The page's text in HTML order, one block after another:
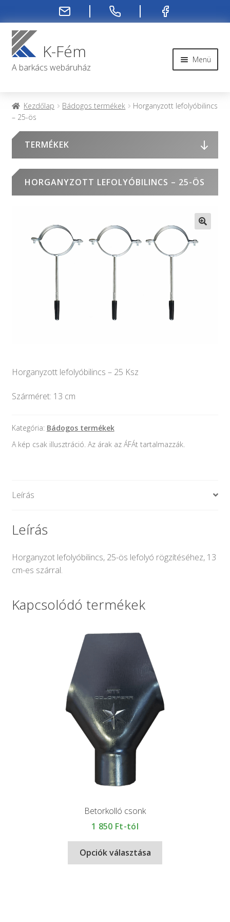
Ugrás
a
navigációhoz
Kilépés
a
tartalombaK-Fém
A barkács webáruház
Menü
Kapcsolat
Rendelés menete
Rólunk
Keresés
következőre:
Keresés
Kezdőlap Bádogos termékek
Horganyzott lefolyóbilincs
– 25-ös
HORGANYZOTT LEFOLYÓBILINCS – 25-ÖS
Horganyzott lefolyóbilincs – 25 Ksz
Szárméret: 13 cm
Kategória: Bádogos termékek
A kép csak illusztráció. Az árak az ÁFÁt tartalmazzák.
Leírás
Leírás
Horganyzot lefolyóbilincs, 25-ös lefolyó rögzítéséhez, 13
cm-es szárral.
Kapcsolódó termékek
Betorkolló csonk
1 850 Ft-tól
Opciók választása
TERMÉKEK